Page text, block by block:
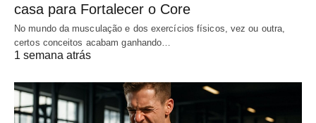
casa para Fortalecer o Core
No mundo da musculação e dos exercícios físicos, vez ou outra,
certos conceitos acabam ganhando…
1 semana atrás